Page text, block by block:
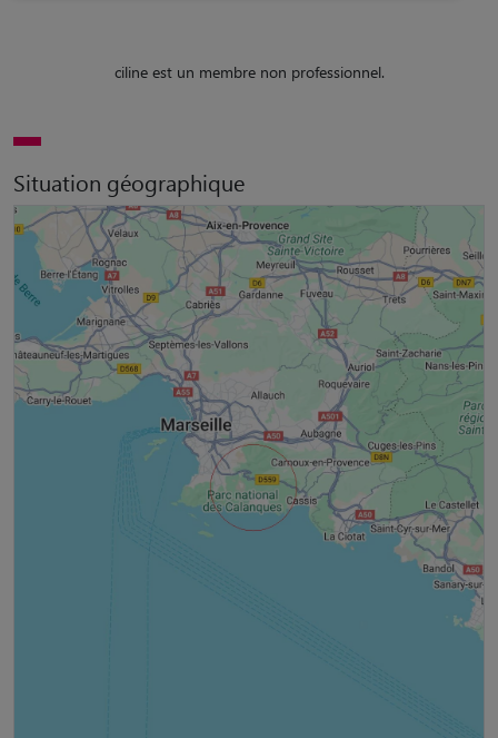
ciline est un membre non professionnel.
Situation géographique